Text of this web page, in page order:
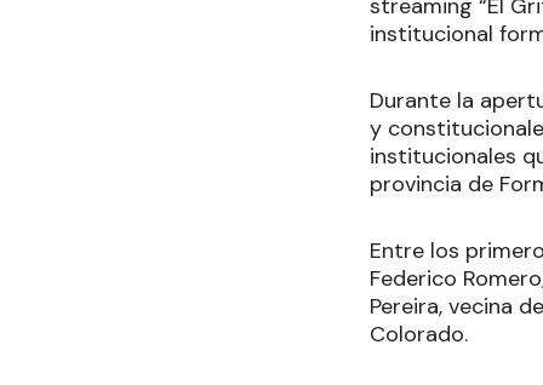
streaming “El
institucional
Durante la
y
institucionales
provincia de
Entre los
Federico
Pereira, vecina
Colorado.